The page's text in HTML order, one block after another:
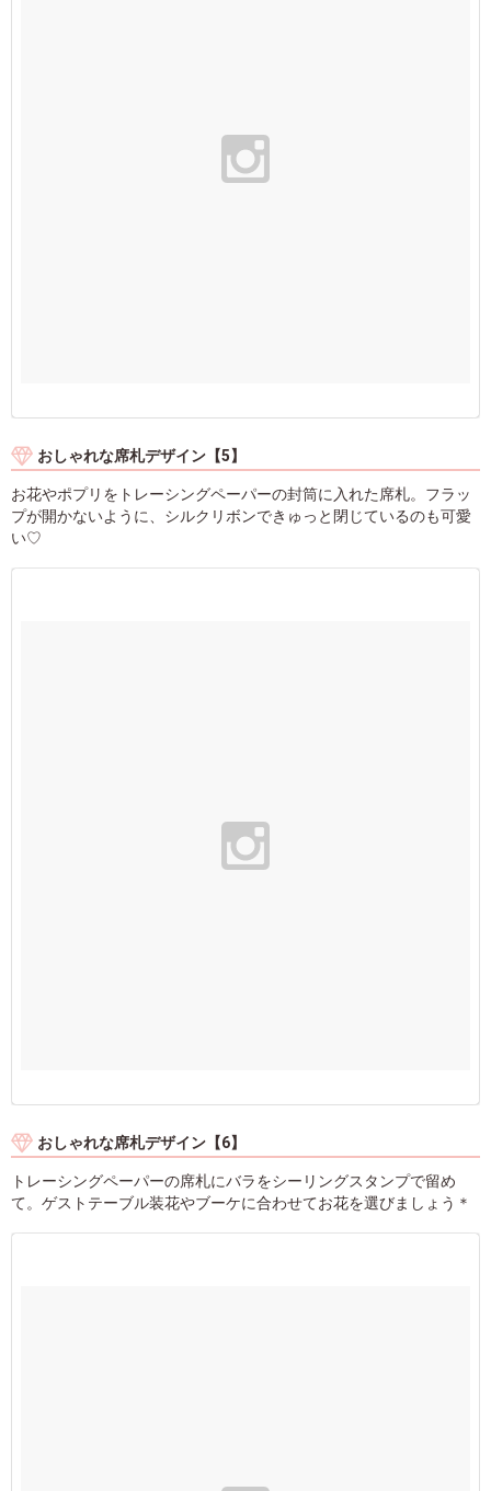
おしゃれな席札デザイン【5】
お花やポプリをトレーシングペーパーの封筒に入れた席札。フラッ
プが開かないように、シルクリボンできゅっと閉じているのも可愛
い♡
おしゃれな席札デザイン【6】
トレーシングペーパーの席札にバラをシーリングスタンプで留め
て。ゲストテーブル装花やブーケに合わせてお花を選びましょう＊